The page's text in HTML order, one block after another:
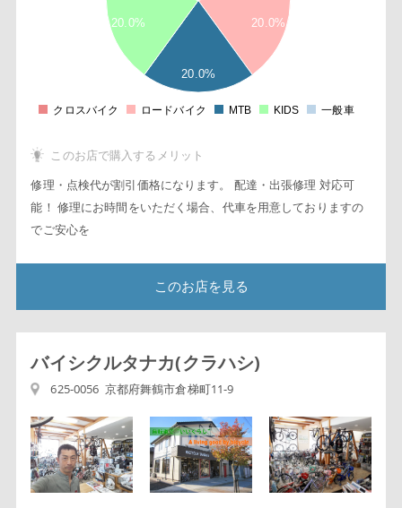
20.0%
20.0%
20.0%
0
クロスバイク ロードバイク MTB KIDS 一般車
このお店で購入するメリット
修理・点検代が割引価格になります。 配達・出張修理 対応可
能！ 修理にお時間をいただく場合、代車を用意しておりますの
でご安心を
このお店を見る
バイシクルタナカ(クラハシ)
625-0056 京都府舞鶴市倉梯町11-9